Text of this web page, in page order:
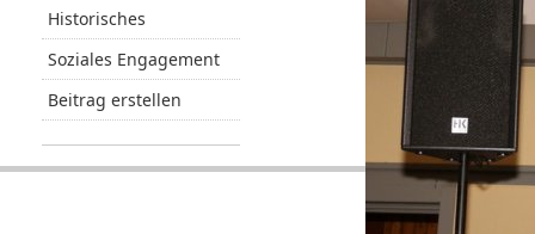
Historisches
Soziales Engagement
Beitrag erstellen